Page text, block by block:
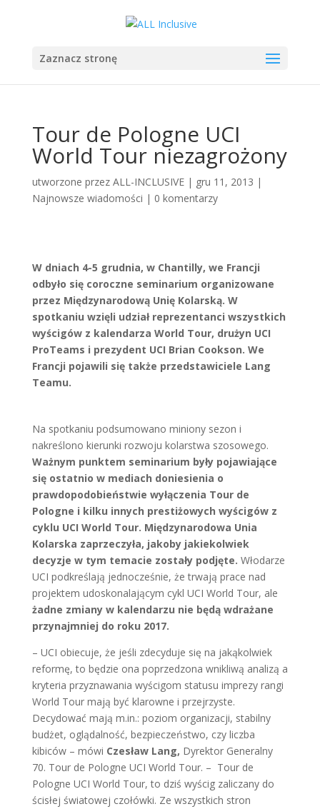
Zaznacz stronę
Tour de Pologne UCI
World Tour niezagrożony
utworzone przez ALL-INCLUSIVE| gru 11, 2013 |
Najnowsze wiadomości | 0 komentarzy
W dniach 4-5 grudnia, w Chantilly, we Francji
odbyło się coroczne se­mi­na­rium or­ga­ni­zo­wa­ne
przez Mię­dzy­na­ro­do­wą Unię Ko­lar­ską. W
spotkaniu wzięli udział reprezentanci wszyst­kich
wy­ści­gów z ka­len­da­rza World Tour, drużyn UCI
ProTeams i prezydent UCI Brian Cookson. We
Francji pojawili się także przedstawiciele Lang
Teamu.
Na spo­tka­niu pod­su­mo­wa­no mi­nio­ny se­zo­n i
nakreślono kie­run­ki roz­wo­ju ko­lar­stwa szo­so­we­go.
Ważnym punktem seminarium były pojawiające
się ostatnio w mediach doniesienia o
prawdopodobieństwie wyłączenia Tour de
Pologne i kilku innych prestiżowych wyścigów z
cyklu UCI World Tour. Międzynarodowa Unia
Kolarska zaprzeczyła, jakoby jakiekolwiek
decyzje w tym temacie zostały podjęte. Włodarze
UCI podkreślają jednocześnie, że trwają prace nad
projektem udoskonalającym cykl UCI World Tour, ale
żadne zmiany w kalendarzu nie będą wdrażane
przynajmniej do roku 2017.
– UCI obiecuje, że jeśli zdecyduje się na jakąkolwiek
reformę, to będzie ona poprzedzona wnikliwą analizą a
kryteria przyznawania wyścigom statusu imprezy rangi
World Tour mają być klarowne i przejrzyste.
Decydować mają m.in.: poziom organizacji, stabilny
budżet, oglądalność, bezpieczeństwo, czy liczba
kibiców – mówi Czesław Lang, Dyrektor Generalny
70. Tour de Pologne UCI World Tour. – Tour de
Pologne UCI World Tour, to dziś wyścig zaliczany do
ścisłej światowej czołówki. Ze wszystkich stron